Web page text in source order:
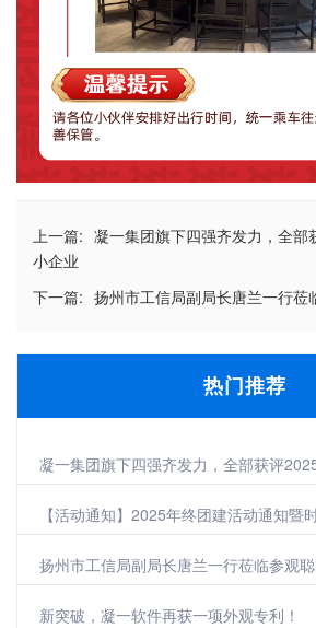
上一篇: 凝一集团旗下四强齐发力，全部
小企业
下一篇: 扬州市工信局副局长唐兰一行莅
热门推荐
凝一集团旗下四强齐发力，全部获评
【活动通知】2025年终团建活动通知暨
扬州市工信局副局长唐兰一行莅临参观
新突破，凝一软件再获一项外观专利！